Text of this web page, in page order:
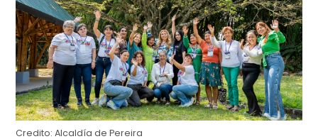
Credito: Alcaldía de Pereira